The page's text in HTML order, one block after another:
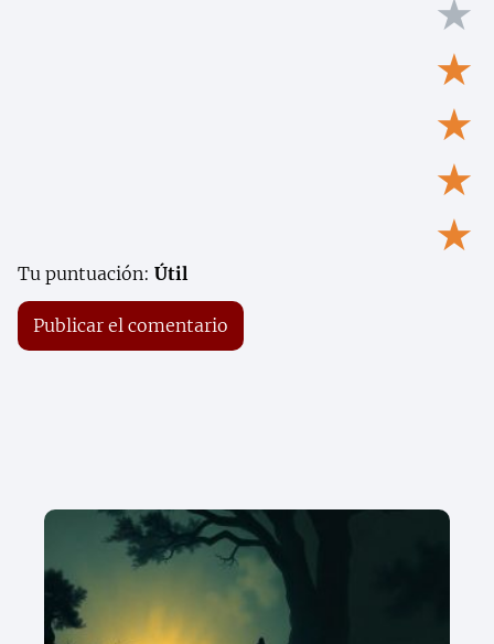
★
★
★
★
★
Tu puntuación: Útil